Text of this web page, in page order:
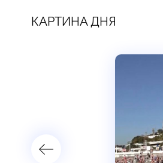
КАРТИНА ДНЯ